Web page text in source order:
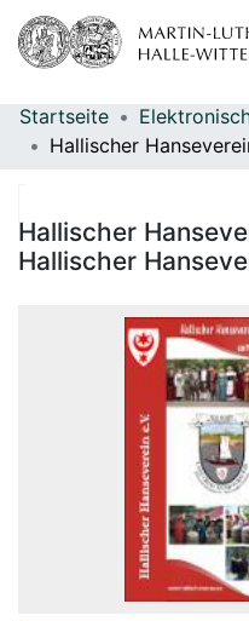
Bereiche & Sammlungen
Statistiken
Startseite
Hallischer
Hallischer